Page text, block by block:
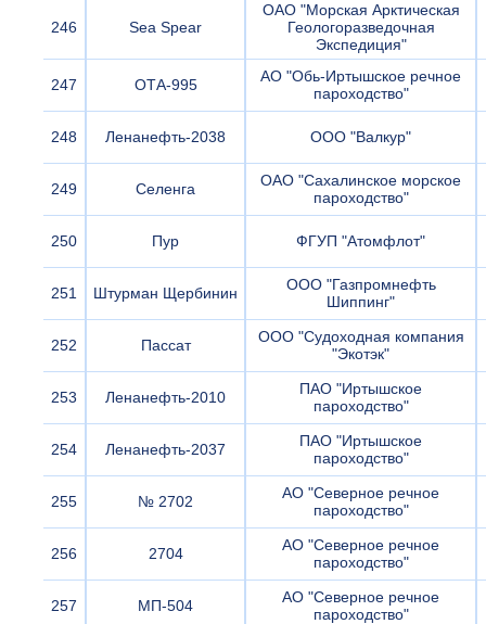
246 Sea Spear
ОАО "Морская Арктическая
Геологоразведочная
Экспедиция"
247 ОТА-995
АО "Обь-Иртышское речное
пароходство"
248 Ленанефть-2038 ООО "Валкур"
249 Селенга
ОАО "Сахалинское морское
пароходство"
250 Пур ФГУП "Атомфлот"
251 Штурман Щербинин
ООО "Газпромнефть
Шиппинг"
252 Пассат
ООО "Судоходная компания
"Экотэк"
253 Ленанефть-2010
ПАО "Иртышское
пароходство"
254 Ленанефть-2037
ПАО "Иртышское
пароходство"
255 № 2702
АО "Северное речное
пароходство"
256 2704
АО "Северное речное
пароходство"
257 МП-504
АО "Северное речное
пароходство"